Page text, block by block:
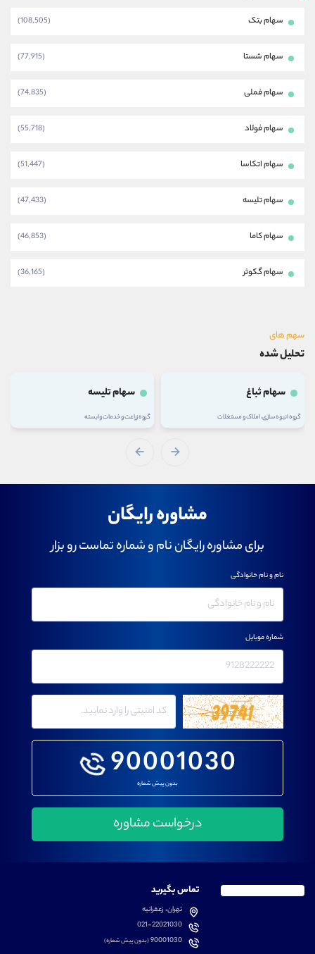
سهام بتک (108,505)
سهام شستا (77,915)
سهام فملی (74,835)
سهام فولاد (55,718)
سهام اتکاسا (51,447)
سهام تلیسه (47,433)
سهام کاما (46,853)
سهام گکوثر (36,165)
سهم های
تحلیل شده
سهام ثباغ
گروه انبوه سازی، املاک و مستغلات
سهام تلیسه
گروه زراعت و خدمات وابسته
مشاوره رایگان
برای مشاوره رایگان نام و شماره تماست رو بزار
90001030
بدون پیش شماره
نام و نام خانوادگی
شماره موبایل
تماس بگیرید
تهران، زعفرانیه
021-22021030
90001030(بدون پیش شماره)